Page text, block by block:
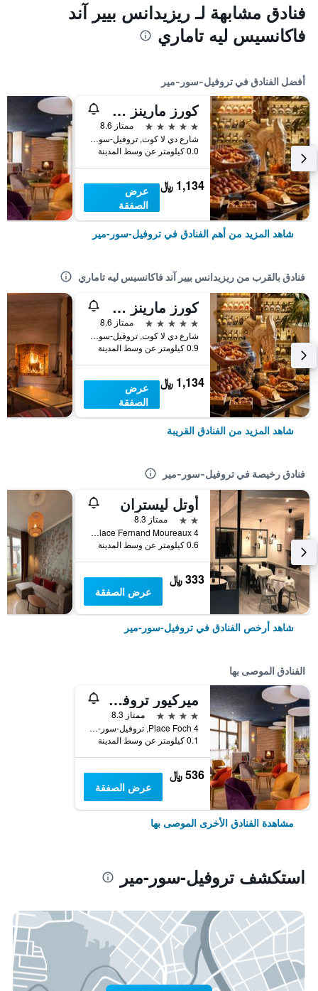
فنادق مشابهة لـ ريزيدانس بيير آند
فاكانسيس ليه تاماري
أفضل الفنادق في تروفيل-سور-مير
كورز مارينز هوتل ثالاسو آند سبا تروفيل - إم جاليري كوليكشن
5 نجوم
ممتاز 8.6
شارع دي لا كوت, تروفيل-سور-مير, نورماندي, فرنسا
0.0 كيلومتر عن وسط المدينة
1,134 ﷼
عرض
الصفقة
شاهد المزيد من أهم الفنادق في تروفيل-سور-مير
فنادق بالقرب من ريزيدانس بيير آند فاكانسيس ليه تاماري
كورز مارينز هوتل ثالاسو آند سبا تروفيل - إم جاليري كوليكشن
5 نجوم
ممتاز 8.6
شارع دي لا كوت, تروفيل-سور-مير, نورماندي, فرنسا
0.9 كيلومتر عن وسط المدينة
1,134 ﷼
عرض
الصفقة
شاهد المزيد من الفنادق القريبة
فنادق رخيصة في تروفيل-سور-مير
أوتل ليستران
2 نجمتين
ممتاز 8.3
4 place Fernand Moureaux, تروفيل-سور-مير, نورماندي, فرنسا
0.6 كيلومتر عن وسط المدينة
333 ﷼
عرض الصفقة
شاهد أرخص الفنادق في تروفيل-سور-مير
الفنادق الموصى بها
ميركيور تروفيل-سور-مير
4 نجوم
ممتاز 8.3
4 Place Foch, تروفيل-سور-مير, نورماندي, فرنسا
0.1 كيلومتر عن وسط المدينة
536 ﷼
عرض الصفقة
مشاهدة الفنادق الأخرى الموصى بها
استكشف تروفيل-سور-مير